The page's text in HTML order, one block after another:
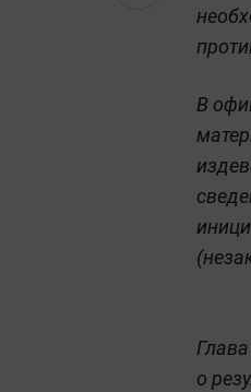
В
о